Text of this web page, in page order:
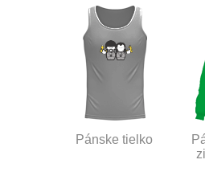
Pánske tielko